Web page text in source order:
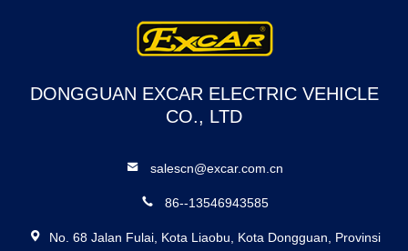
DONGGUAN EXCAR ELECTRIC VEHICLE
CO., LTD
salescn@excar.com.cn
86--13546943585
No. 68 Jalan Fulai, Kota Liaobu, Kota Dongguan, Provinsi